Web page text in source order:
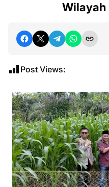
Wilayah
Post Views: